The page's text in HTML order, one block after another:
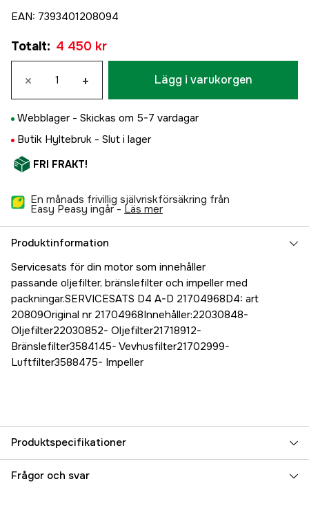
EAN: 7393401208094
Totalt: 4 450 kr
× + Lägg i varukorgen
Webblager - Skickas om 5-7 vardagar
Butik Hyltebruk - Slut i lager
FRI FRAKT!
En månads frivillig självriskförsäkring från
Easy Peasy ingår - läs mer
Produktinformation
Servicesats för din motor som innehåller
passande oljefilter, bränslefilter och impeller med
packningar.SERVICESATS D4 A-D 21704968D4: art
20809Original nr 21704968Innehåller:22030848-
Oljefilter22030852- Oljefilter21718912-
Bränslefilter3584145- Vevhusfilter21702999-
Luftfilter3588475- Impeller
Produktspecifikationer
Referensnummer 5000023455
Frågor och svar